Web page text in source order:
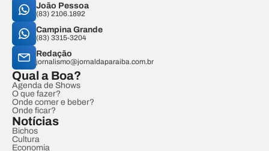
João Pessoa
(83) 2106.1892
Campina Grande
(83) 3315-3204
Redação
jornalismo@jornaldaparaiba.com.br
Qual a Boa?
Agenda de Shows
O que fazer?
Onde comer e beber?
Onde ficar?
Notícias
Bichos
Cultura
Economia